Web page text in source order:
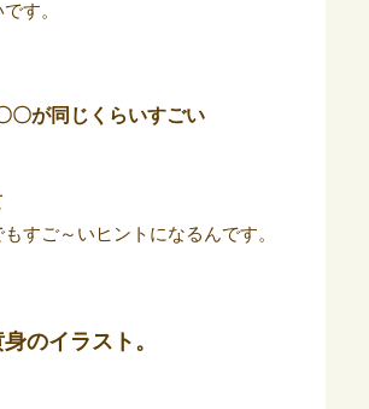
す。
〇が同じくらいすごい
すご～いヒントになるんです。
のイラスト。